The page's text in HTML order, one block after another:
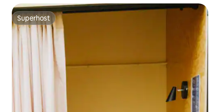
Superhost
Superhost